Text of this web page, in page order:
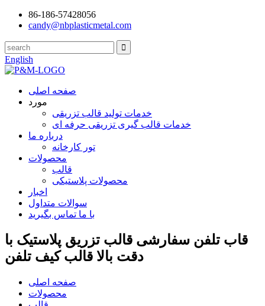
86-186-57428056
candy@nbplasticmetal.com
English
صفحه اصلی
مورد
خدمات تولید قالب تزریقی
خدمات قالب گیری تزریقی حرفه ای
درباره ما
تور کارخانه
محصولات
قالب
محصولات پلاستیکی
اخبار
سوالات متداول
با ما تماس بگیرید
قاب تلفن سفارشی قالب تزریق پلاستیک با
دقت بالا قالب کیف تلفن
صفحه اصلی
محصولات